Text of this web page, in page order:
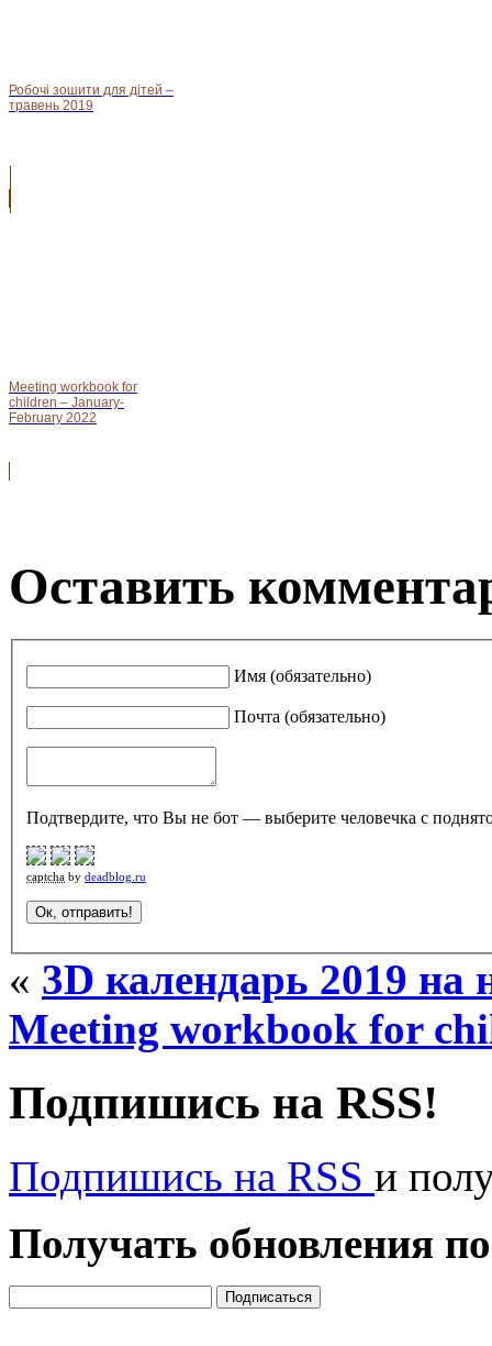
Робочі зошити для дітей –
травень 2019
Meeting workbook for
children – January-
February 2022
Оставить
Имя (обязательно)
Почта (обязательно)
Подтвердите, что Вы не бот — выберите человечка с
captcha by deadblog.ru
« 3D календарь 2019 на
Meeting workbook for
Подпишись на RSS!
Подпишись на RSS и
Получать обновления